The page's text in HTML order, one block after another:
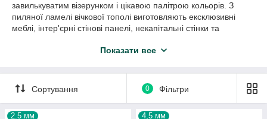
завилькуватим візерунком і цікавою палітрою кольорів. З
пиляної ламелі вічкової тополі виготовляють ексклюзивні
меблі, інтер'єрні стінові панелі, некапітальні стінки та
Пиляний шпон із чорної тополі:
На складі представлена ​​дерев'яна ламель із тополі з такими
характеристиками:
Показати все
Сортування 0 Фільтри
2.5 мм 4,5 мм